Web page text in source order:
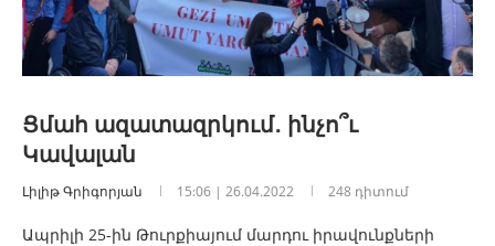
Ցմահ ազատազրկում․ ինչո՞ւ
Կավալան
Լիլիթ Գրիգորյան 15:06 | 26.04.2022 248 դիտում
Ապրիլի 25-ին Թուրքիայում մարդու իրավունքների